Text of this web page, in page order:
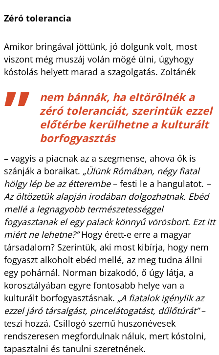
Zéró tolerancia
Amikor bringával jöttünk, jó dolgunk volt, most
viszont még muszáj volán mögé ülni, úgyhogy
kóstolás helyett marad a szagolgatás. Zoltánék
nem bánnák, ha eltörölnék a
zéró toleranciát, szerintük ezzel
előtérbe kerülhetne a kulturált
borfogyasztás
– vagyis a piacnak az a szegmense, ahova ők is
szánják a boraikat. „Ülünk Rómában, négy fiatal
hölgy lép be az étterembe– festi le a hangulatot. –
Az öltözetük alapján irodában dolgozhatnak. Ebéd
mellé a legnagyobb természetességgel
fogyasztanak el egy palack könnyű vörösbort. Ezt itt
miért ne lehetne?”Hogy érett-e erre a magyar
társadalom? Szerintük, aki most kibírja, hogy nem
fogyaszt alkoholt ebéd mellé, az meg tudna állni
egy pohárnál. Norman bizakodó, ő úgy látja, a
korosztályában egyre fontosabb helye van a
kulturált borfogyasztásnak. „A fiatalok igénylik az
ezzel járó társalgást, pincelátogatást, dűlőtúrát”–
teszi hozzá. Csillogó szemű huszonévesek
rendszeresen megfordulnak náluk, mert kóstolni,
tapasztalni és tanulni szeretnének.